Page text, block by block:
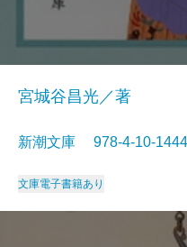
宮城谷昌光／著
新潮文庫 978-4-10-
文庫電子書籍あり